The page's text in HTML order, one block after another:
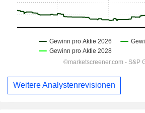
Weitere Analystenrevisionen